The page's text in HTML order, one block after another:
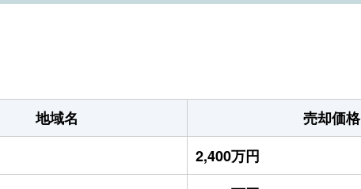
地域名
売却価格
2,400万円